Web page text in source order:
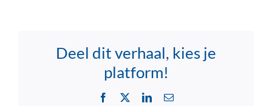
Deel dit verhaal, kies je
platform!
Facebook LinkedInEmail